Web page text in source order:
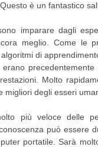
è un fantastico
imparare dagli
meglio. Come le
di
Molto
migliori degli esseri
più veloce delle
può essere
portatile. Sarà